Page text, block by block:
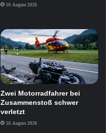
10. August 2026
Zwei Motorradfahrer bei
Zusammenstoß schwer
verletzt
10. August 2026